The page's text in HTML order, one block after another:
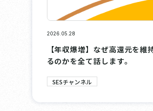
2026.05.28
【年収爆増】なぜ高還元を維
るのかを全て話します。
SESチャンネル